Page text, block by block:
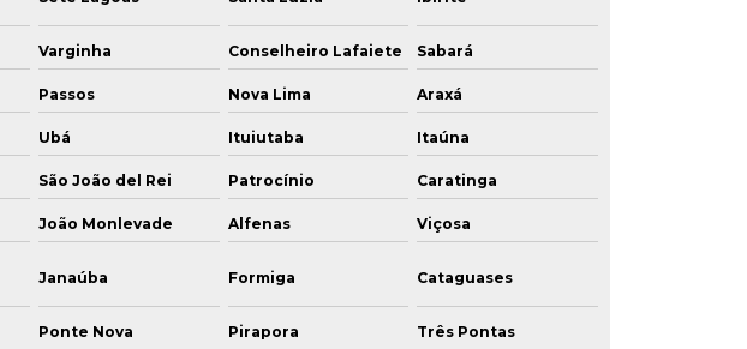
Varginha Conselheiro Lafaiete Sabará
Passos Nova Lima Araxá
Ubá Ituiutaba Itaúna
São João del Rei Patrocínio Caratinga
João Monlevade Alfenas Viçosa
Janaúba Formiga Cataguases
Ponte Nova Pirapora Três Pontas